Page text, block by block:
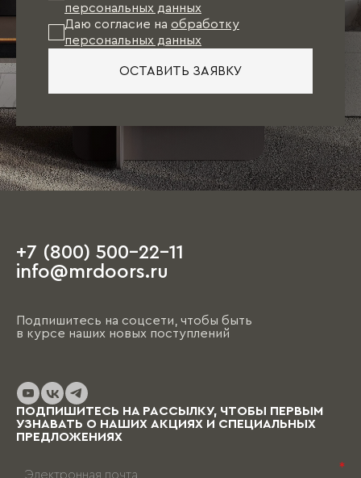
персональных данных
Даю согласие на обработку
персональных данных
ОСТАВИТЬ ЗАЯВКУ
+7 (800) 500-22-11
info@mrdoors.ru
Подпишитесь на соцсети, чтобы быть
в курсе наших новых поступлений
ПОДПИШИТЕСЬ НА РАССЫЛКУ, ЧТОБЫ ПЕРВЫМ
УЗНАВАТЬ О НАШИХ АКЦИЯХ И СПЕЦИАЛЬНЫХ
ПРЕДЛОЖЕНИЯХ
*